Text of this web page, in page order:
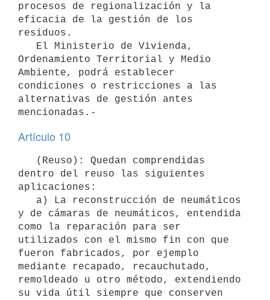
procesos de regionalización y la
eficacia de la gestión de los
residuos.
Ordenamiento Territorial y Medio
Ambiente, podrá establecer
condiciones o restricciones a las
alternativas de gestión antes
Artículo 10
dentro del reuso las siguientes
aplicaciones:
y de cámaras de neumáticos, entendida
como la reparación para ser
utilizados con el mismo fin con que
fueron fabricados, por ejemplo
mediante recapado, recauchutado,
remoldeado u otro método, extendiendo
su vida útil siempre que conserven